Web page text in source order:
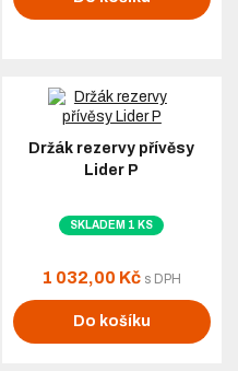
Držák rezervy přívěsy
Lider P
SKLADEM 1 KS
1 032,00 Kč s DPH
Do košíku